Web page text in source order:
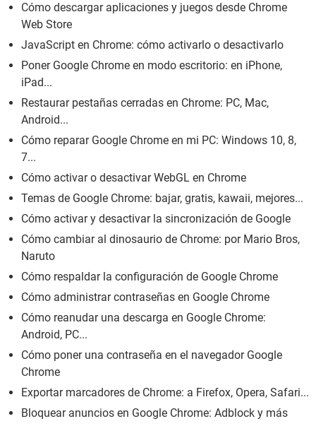
Cómo descargar aplicaciones y juegos desde Chrome
Web Store
JavaScript en Chrome: cómo activarlo o desactivarlo
Poner Google Chrome en modo escritorio: en iPhone,
iPad...
Restaurar pestañas cerradas en Chrome: PC, Mac,
Android...
Cómo reparar Google Chrome en mi PC: Windows 10, 8,
7...
Cómo activar o desactivar WebGL en Chrome
Temas de Google Chrome: bajar, gratis, kawaii, mejores...
Cómo activar y desactivar la sincronización de Google
Cómo cambiar al dinosaurio de Chrome: por Mario Bros,
Naruto
Cómo respaldar la configuración de Google Chrome
Cómo administrar contraseñas en Google Chrome
Cómo reanudar una descarga en Google Chrome:
Android, PC...
Cómo poner una contraseña en el navegador Google
Chrome
Exportar marcadores de Chrome: a Firefox, Opera, Safari...
Bloquear anuncios en Google Chrome: Adblock y más